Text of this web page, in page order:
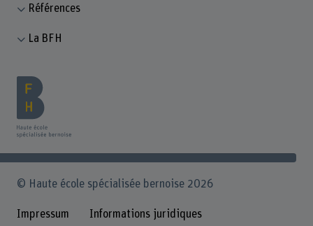
Références
La BFH
© Haute école spécialisée bernoise 2026
Impressum Informations juridiques